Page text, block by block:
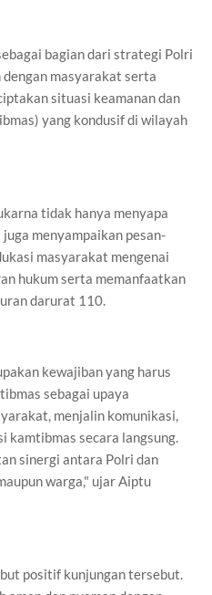
bagian dari strategi Polri
masyarakat serta
situasi keamanan dan
yang kondusif di wilayah
tidak hanya menyapa
menyampaikan pesan-
masyarakat mengenai
hukum serta memanfaatkan
darurat 110.
kewajiban yang harus
sebagai upaya
menjalin komunikasi,
kamtibmas secara langsung.
sinergi antara Polri dan
warga," ujar Aiptu
positif kunjungan tersebut.